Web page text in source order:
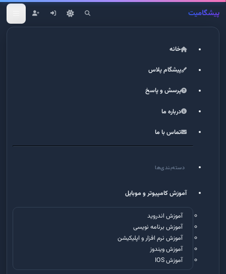
پیشگامیت
خانه
پیشگام پلاس
پرسش و پاسخ
درباره ما
تماس با ما
دسته‌بندی‌ها
آموزش کامپیوتر و موبایل
آموزش اندروید
آموزش برنامه نویسی
آموزش نرم افزار و اپلیکیشن
آموزش ویندوز
آموزش IOS